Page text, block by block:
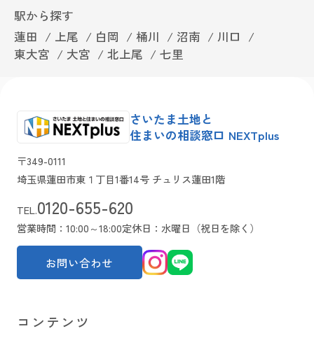
駅から探す
蓮田
上尾 白岡 桶川 沼南
川口
東大宮
大宮 北上尾 七里
さいたま土地と
住まいの相談窓口 NEXTplus
〒349-0111
埼玉県蓮田市東１丁目1番14号 チュリス蓮田1階
TEL.0120-655-620
営業時間：10:00～18:00定休日：水曜日（祝日を除く）
お問い合わせ
コンテンツ